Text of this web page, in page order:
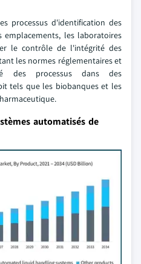
processus d'identification des
les laboratoires
le contrôle de l'intégrité des
les normes réglementaires et
des processus dans des
tels que les biobanques et les
automatisés de